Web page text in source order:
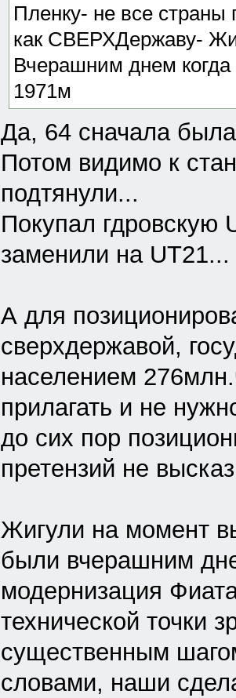
Пленку- не все страны
как СВЕРХДержаву-
Вчерашним днем когда
1971м
Да, 64 сначала
Потом видимо к
подтянули...
Покупал гдровскую
заменили на
А для
сверхдержавой,
населением
прилагать и не
до сих пор
претензий не
Жигули на момент
были вчерашним
модернизация
технической точки
существенным
словами, наши